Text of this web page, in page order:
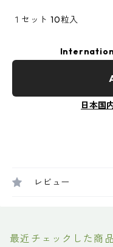
１セット 10粒入
日本国
レビュー
最近チェックした商品